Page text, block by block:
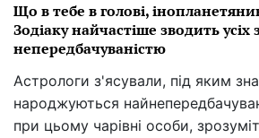
Що в тебе в голові,
Зодіаку найчастіше зводить
непередбачуваністю
Астрологи з'ясували, під яким
народжуються
при цьому чарівні особи,